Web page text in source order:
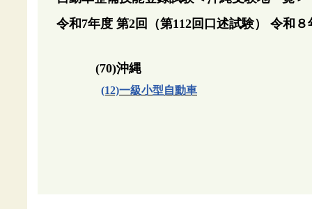
令和7年度 第2回（第112回口述試験） 令和
(70)沖縄
(12)一級小型自動車